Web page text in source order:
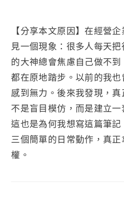
【分享本文原因】在經營
見一個現象：很多人每天
的大神總會焦慮自己做不
都在原地踏步。以前的我
感到無力。後來我發現，
不是盲目模仿，而是建立一
這也是為何我想寫這篇筆
三個簡單的日常動作，真
權。